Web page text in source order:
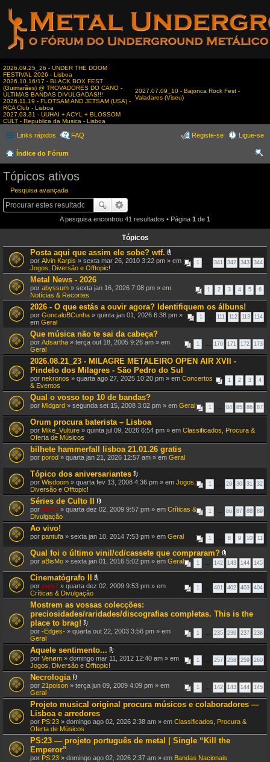
2026.09.25_26 - UNDER THE DOOM
FESTIVAL 2026 - Lisboa
2026.10.16/17 - BLACK BOX FEST
(Guimarães) @ TROVADORES DO CANO -
ÚLTIMAS BANDAS DIVULGADAS!!!
2026.11.19 - FLOTSAM AND JETSAM (USA) -
RCA Club - Lisboa
2027.03.31 - UUHAI + ACYL + BLOSSOM
CULT - Republica da Musica - Lisboa
2027.07.09_10 - Bajonca Rock Fest -
Valadares (Viseu)
Links rápidos FAQ Ligue-se
Registe-se
Índice do Fórum
Tópicos ativos
Pesquisa avançada
A pesquisa encontrou 41 resultados • Página 1 de 1
Tópicos
Posta aqui que assim ele sobe? wtf.
A
e
s
)
1 341 342 343 344
por Alvin Karpis » sexta mar 26, 2010 3:22 pm » em
Jogos, Diversão e Offtopic!
Metal News - 2026
1 2 3 4 5 6
por abyssum » sexta jan 16, 2026 7:08 pm » em
Notícias & Recortes
2026 - O que estás a ouvir agora? Identifiquem os álbuns!
1 111 112 113 114
por GoncaloBCunha » quinta jan 01, 2026 6:38 pm »
em Geral
Que música não te sai da cabeça?
1 170 171 172 173
por Adsartha » terça out 18, 2005 9:26 am » em
Geral
2026.08.21_23 - MILAGRE METALEIRO OPEN AIR XVII -
Pindelo dos Milagres - São Pedro do Sul
1 2 3 4
por nekronos » quarta ago 27, 2025 10:20 pm » em Concertos
& Eventos
Qual o vosso top 10 de bandas?
1 84 85 86 87
por Midgard » segunda set 15, 2008 3:02 pm » em Geral
Orum procura baterista – Lisboa
por Mike_Vulture » quinta jul 09, 2026 6:54 pm » em Classificados, Procura &
Oferta de Músicos
bilhete hammerfall lisboa 21.01.26 gratis
por porod » quarta jan 21, 2026 12:57 am » em Geral
Tópico dos aniversariantes
A
e
o
s
1 29 30 31 32
por Wisdoom » quarta fev 13, 2008 4:36 pm » em Jogos,
Diversão e Offtopic!
Séries de Culto II
A
e
o
s
)
1 86 87 88 89
por raxx7 » quarta dez 02, 2009 9:57 pm » em Críticas &
Divulgação
Ao vivo!
1 8 9 10 11
por pantufa » sexta jan 10, 2014 7:53 pm » em Geral
Qual foi o último vinil/cd/cassete que compraram?
A
n
e
o
(
1 142 143 144 145
por aBisMo » sexta jan 01, 2016 5:02 pm » em Geral
Cinematógrafo II
A
e
x
o
)
1 401 402 403 404
por raxx7 » quarta dez 02, 2009 9:53 pm » em
Críticas & Divulgação
Mostrem as vossas colecções:
preciosidades/raridades/discografias completas. This is the
place to brag!
A
e
x
o
(
s
1 235 236 237 238
por -Edges- » quarta out 22, 2003 3:56 pm » em
Geral
Aquele sentimento...
A
n
e
o
s
)
1 257 258 259 260
por Venøm » domingo mar 11, 2012 12:40 am » em
Jogos, Diversão e Offtopic!
Necrologia
A
e
x
o
(
s
)
1 142 143 144 145
por 21poison » terça jun 09, 2009 4:09 pm » em
Geral
Projeto musical original procura músicos e colaboradores —
Lisboa e arredores
por PS:23 » domingo ago 02, 2026 2:38 am » em Classificados, Procura &
Oferta de Músicos
PS:23 — projeto português de metal | Single “Kill the
Emperor”
por PS:23 » domingo ago 02, 2026 2:37 am » em Bandas Nacionais